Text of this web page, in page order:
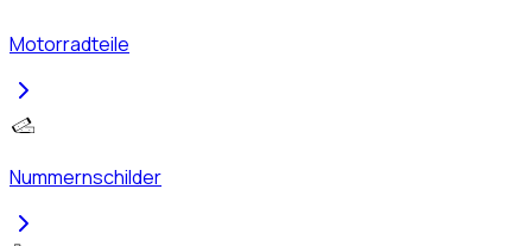
Motorradteile
Nummernschilder